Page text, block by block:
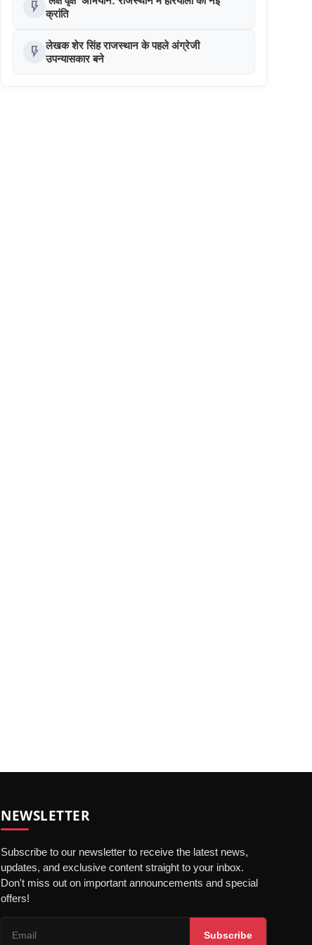
flash_on क्रांति
flash_on लेखक शेर सिंह राजस्थान के पहले अंग्रेजी
उपन्यासकार बने
NEWSLETTER
Subscribe to our newsletter to receive the latest news,
updates, and exclusive content straight to your inbox.
Don't miss out on important announcements and special
offers!
Subscribe